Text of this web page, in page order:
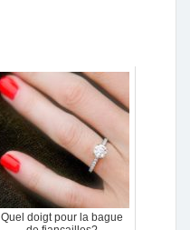
Quel doigt pour la bague